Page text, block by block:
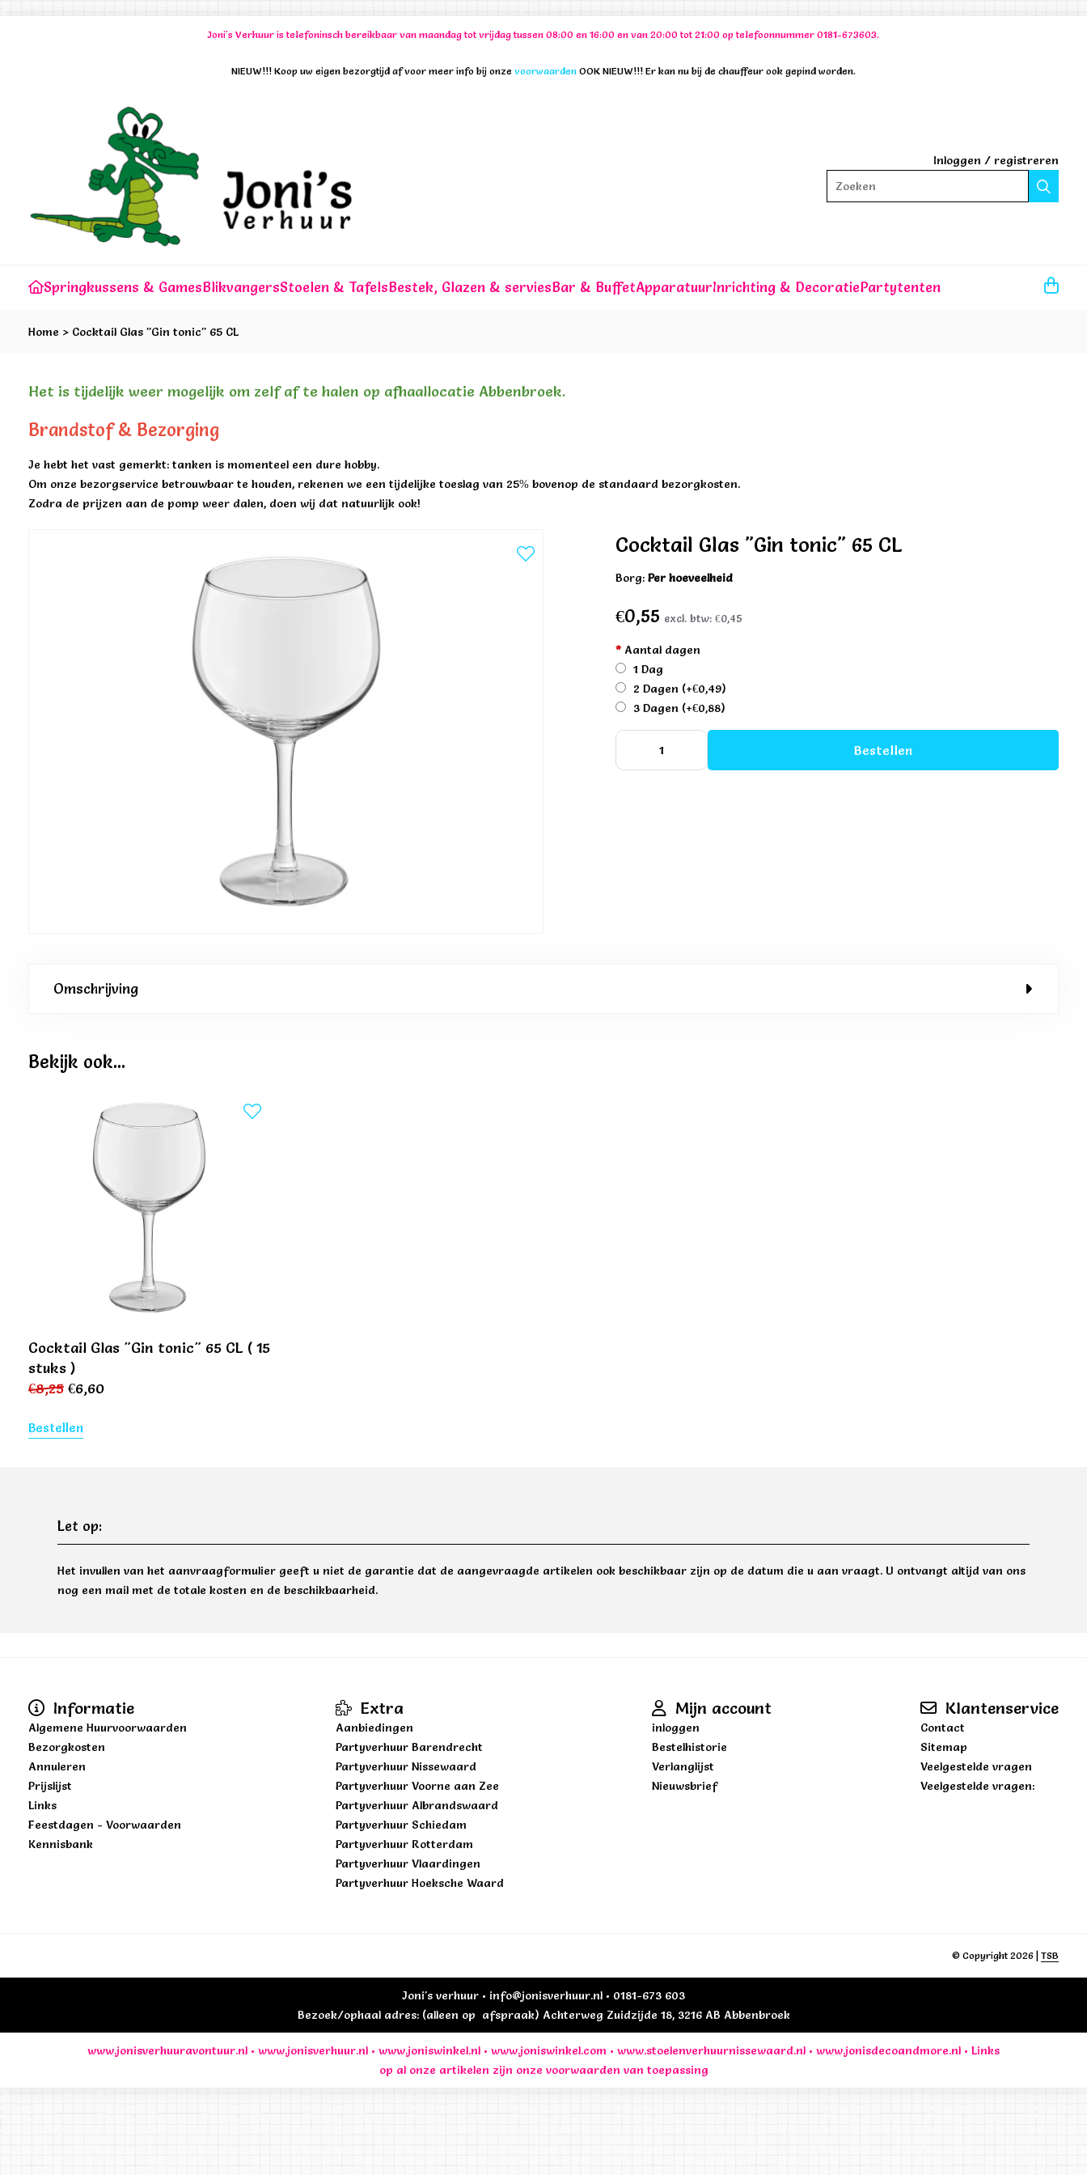
Joni's Verhuur is telefoninsch bereikbaar van maandag tot vrijdag tussen 08:00 en 16:00 en van 20:00 tot 21:00 op telefoonnummer 0181-673603.
NIEUW!!! Koop uw eigen bezorgtijd af voor meer info bij onze voorwaarden OOK NIEUW!!! Er kan nu bij de chauffeur ook gepind worden.
Inloggen / registreren
Zoeken
Springkussens & GamesBlikvangersStoelen & TafelsBestek, Glazen & serviesBar & BuffetApparatuurInrichting & DecoratiePartytenten
Home > Cocktail Glas "Gin tonic" 65 CL
Het is tijdelijk weer mogelijk om zelf af te halen op afhaallocatie Abbenbroek.
Brandstof & Bezorging
Je hebt het vast gemerkt: tanken is momenteel een dure hobby.
Om onze bezorgservice betrouwbaar te houden, rekenen we een tijdelijke toeslag van 25% bovenop de standaard bezorgkosten.
Zodra de prijzen aan de pomp weer dalen, doen wij dat natuurlijk ook!
Cocktail Glas "Gin tonic" 65 CL
Borg:Per hoeveelheid
€0,55 excl. btw:€0,45
* Aantal dagen
1 Dag
2 Dagen (+€0,49)
3 Dagen (+€0,88)
Bestellen
Omschrijving
Bekijk ook...
Cocktail Glas "Gin tonic" 65 CL ( 15
stuks )
€8,25 €6,60
Bestellen
Let op:
Het invullen van het aanvraagformulier geeft u niet de garantie dat de aangevraagde artikelen ook beschikbaar zijn op de datum die u aan vraagt. U ontvangt altijd van ons
nog een mail met de totale kosten en de beschikbaarheid.
Informatie
Algemene Huurvoorwaarden
Bezorgkosten
Annuleren
Prijslijst
Links
Feestdagen - Voorwaarden
Kennisbank
Extra
Aanbiedingen
Partyverhuur Barendrecht
Partyverhuur Nissewaard
Partyverhuur Voorne aan Zee
Partyverhuur Albrandswaard
Partyverhuur Schiedam
Partyverhuur Rotterdam
Partyverhuur Vlaardingen
Partyverhuur Hoeksche Waard
Mijn account
inloggen
Bestelhistorie
Verlanglijst
Nieuwsbrief
Klantenservice
Contact
Sitemap
Veelgestelde vragen
Veelgestelde vragen:
© Copyright 2026 | TSB
Joni's verhuur • info@jonisverhuur.nl • 0181-673 603
Bezoek/ophaal adres: (alleen op afspraak) Achterweg Zuidzijde 18, 3216 AB Abbenbroek
www.jonisverhuuravontuur.nl • www.jonisverhuur.nl • www.joniswinkel.nl • www.joniswinkel.com • www.stoelenverhuurnissewaard.nl • www.jonisdecoandmore.nl • Links
op al onze artikelen zijn onze voorwaarden van toepassing